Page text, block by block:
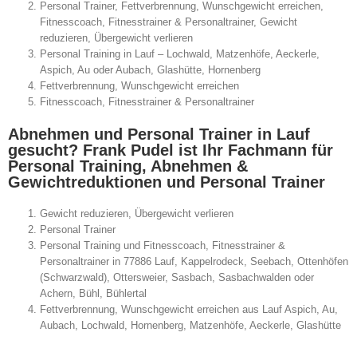
Personal Trainer, Fettverbrennung, Wunschgewicht erreichen,
Fitnesscoach, Fitnesstrainer & Personaltrainer, Gewicht
reduzieren, Übergewicht verlieren
Personal Training in Lauf – Lochwald, Matzenhöfe, Aeckerle,
Aspich, Au oder Aubach, Glashütte, Hornenberg
Fettverbrennung, Wunschgewicht erreichen
Fitnesscoach, Fitnesstrainer & Personaltrainer
Abnehmen und Personal Trainer in Lauf
gesucht? Frank Pudel ist Ihr Fachmann für
Personal Training, Abnehmen &
Gewichtreduktionen und Personal Trainer
Gewicht reduzieren, Übergewicht verlieren
Personal Trainer
Personal Training und Fitnesscoach, Fitnesstrainer &
Personaltrainer in 77886 Lauf, Kappelrodeck, Seebach, Ottenhöfen
(Schwarzwald), Ottersweier, Sasbach, Sasbachwalden oder
Achern, Bühl, Bühlertal
Fettverbrennung, Wunschgewicht erreichen aus Lauf Aspich, Au,
Aubach, Lochwald, Hornenberg, Matzenhöfe, Aeckerle, Glashütte